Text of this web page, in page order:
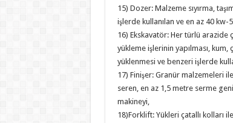
15) Dozer: Malzeme sıyırma,
işlerde kullanılan ve en az 40
16) Ekskavatör: Her türlü arazide
yükleme işlerinin yapılması, kum,
yüklenmesi ve benzeri işlerde
17) Finişer: Granür malzemeleri
seren, en az 1,5 metre serme
makineyi,
18)Forklift: Yükleri çatallı kolları